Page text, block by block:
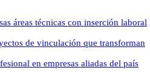
áreas técnicas con inserción laboral
de vinculación que transforman
en empresas aliadas del país